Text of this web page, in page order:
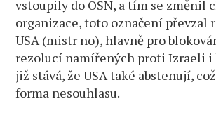
vstoupily do OSN, a tím se změnil
organizace, toto označení převzal
USA (mistr no), hlavně pro
rezolucí namířených proti Izraeli i
již stává, že USA také abstenují,
forma nesouhlasu.